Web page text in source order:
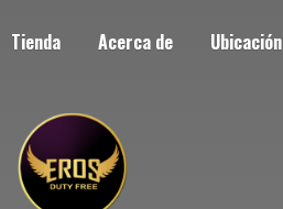
Tienda Acerca de Ubicación